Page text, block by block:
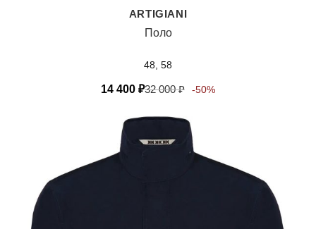
ARTIGIANI
Поло
48, 58
14 400 ₽32 000₽ -50%